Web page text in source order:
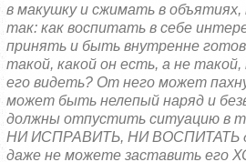
в макушку и сжимать в
так: как воспитать в себе
принять и быть внутренне
такой, какой он есть, а не
его видеть? От него может
может быть нелепый наряд и
должны отпустить ситуацию в
НИ ИСПРАВИТЬ, НИ ВОСПИТАТЬ
даже не можете заставить его